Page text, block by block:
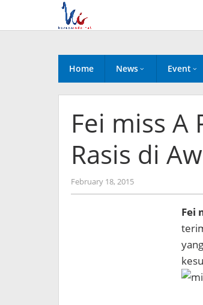
content
Home News Event
Fei miss
Rasis di
February 18, 2015by
Koreanindo
Fei